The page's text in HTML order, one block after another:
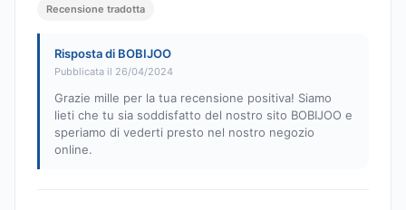
Recensione tradotta
Risposta di BOBIJOO
Pubblicata il 26/04/2024
Grazie mille per la tua recensione positiva! Siamo
lieti che tu sia soddisfatto del nostro sito BOBIJOO e
speriamo di vederti presto nel nostro negozio
online.